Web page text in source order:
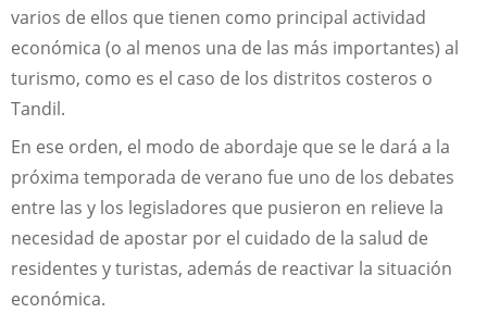
varios de ellos que tienen como principal actividad
económica (o al menos una de las más importantes) al
turismo, como es el caso de los distritos costeros o
Tandil.
En ese orden, el modo de abordaje que se le dará a la
próxima temporada de verano fue uno de los debates
entre las y los legisladores que pusieron en relieve la
necesidad de apostar por el cuidado de la salud de
residentes y turistas, además de reactivar la situación
económica.